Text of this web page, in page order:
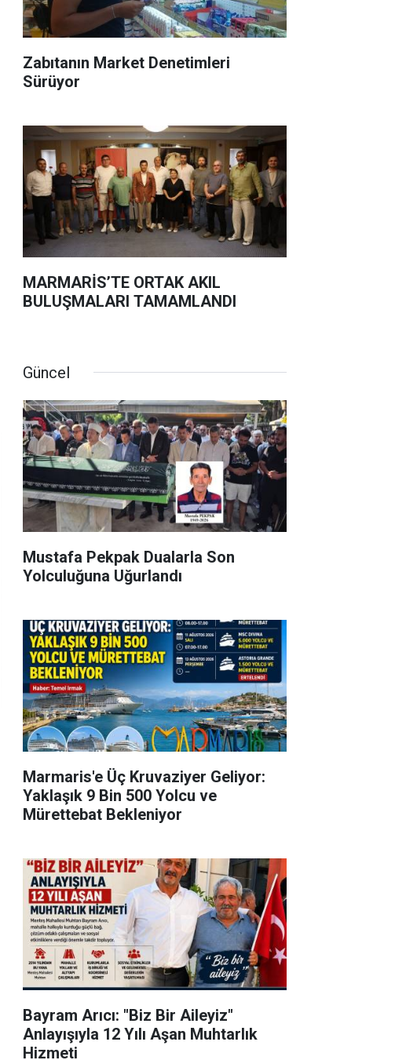
Zabıtanın Market Denetimleri
Sürüyor
MARMARİS’TE ORTAK AKIL
BULUŞMALARI TAMAMLANDI
Güncel
Mustafa Pekpak Dualarla Son
Yolculuğuna Uğurlandı
Marmaris'e Üç Kruvaziyer Geliyor:
Yaklaşık 9 Bin 500 Yolcu ve
Mürettebat Bekleniyor
Bayram Arıcı: "Biz Bir Aileyiz"
Anlayışıyla 12 Yılı Aşan Muhtarlık
Hizmeti